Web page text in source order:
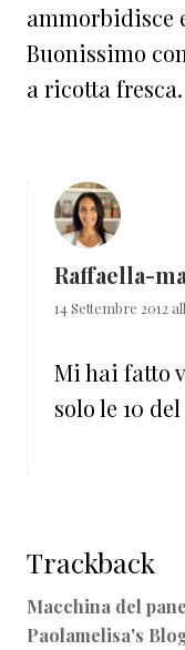
ammorbidisce
Buonissimo
a ricotta fresca.
Raffaella-
14 Settembre 2012
Mi hai fatto
solo le 10
Trackback
Macchina del
Paolamelisa's